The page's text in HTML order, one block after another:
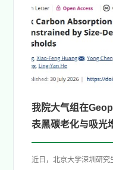
我院大气组在
表黑碳老化与吸光
近日，北京大学深圳研